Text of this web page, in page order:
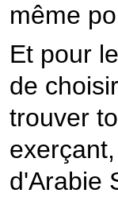
même
Et pour
de
trouver
d'Arabie